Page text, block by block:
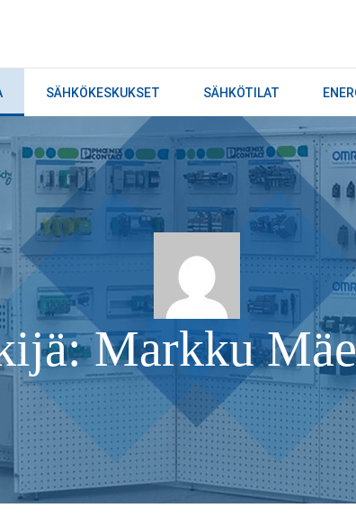
SÄHKÖKESKUKSET SÄHKÖTILAT
Markku